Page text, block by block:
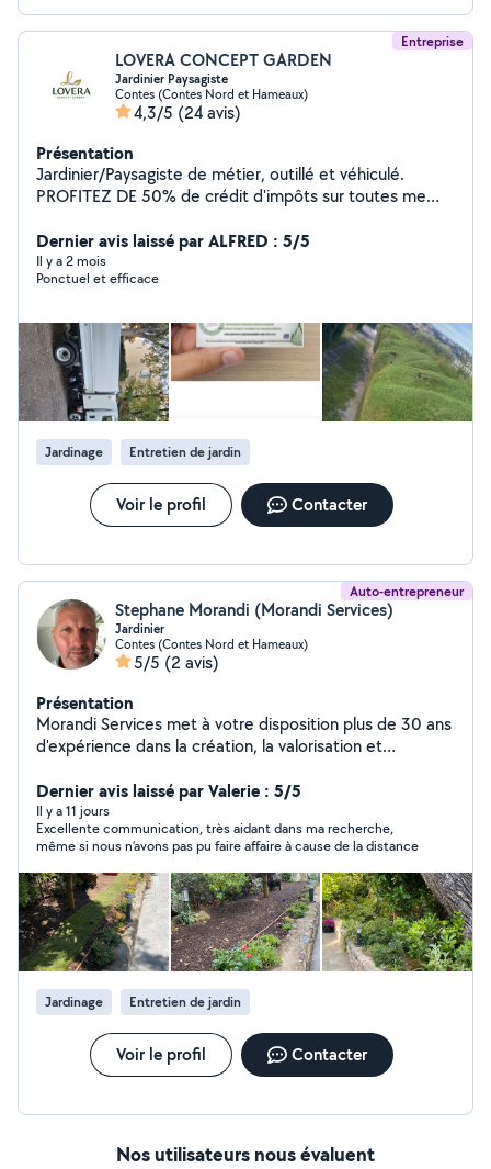
Entreprise
LOVERA CONCEPT GARDEN
Jardinier Paysagiste
Contes (Contes Nord et Hameaux)
4,3/5 (24 avis)
Présentation
Jardinier/Paysagiste de métier, outillé et véhiculé.
PROFITEZ DE 50% de crédit d'impôts sur toutes me
vos jardins. Tonte, taille, élagage, debroussaillage,
désherbage ... Entretien complet et Création clés en
mains.. Http://www.lovera-jardins-piscines . Com Je
88 50 73 46 Cdt, Lovera
Dernier avis laissé par ALFRED : 5/5
Il y a 2 mois
Ponctuel et efficace
Jardinage Entretien de jardin
Voir le profil Contacter
Auto-entrepreneur
Stephane Morandi (Morandi Services)
Jardinier
Contes (Contes Nord et Hameaux)
5/5 (2 avis)
Présentation
Morandi Services met à votre disposition plus de 30 ans
d'expérience dans la création, la valorisation et
remise en état complète que pour l'entretien régulier
de votre propriété : débroussaillage, taille d'arbustes,
plantations, création ou rénovation de gazons,
installation ou amélioration de systèmes d'arrosage,
broyage et évacuation des déchets verts. Chaque jardin
possède son identité. Mon objectif est de préserver
son caractère tout en le valorisant durablement. Grâce
à mon partenariat avec une pépinière locale, je vous
accompagne également dans le choix des végétaux les
mieux adaptés à votre terrain, à son exposition et à
votre budget. J'interviens sur l'ensemble des Alpes-
Maritimes. Mon objectif n'est pas seulement
d'entretenir votre jardin, mais de le valoriser
durablement.
Dernier avis laissé par Valerie : 5/5
Il y a 11 jours
Excellente communication, très aidant dans ma recherche,
même si nous n’avons pas pu faire affaire à cause de la distance
Jardinage Entretien de jardin
Voir le profil Contacter
Nos utilisateurs nous évaluent